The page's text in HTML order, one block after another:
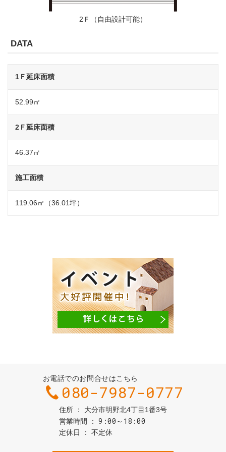
2Ｆ（自由設計可能）
DATA
1Ｆ延床面積
52.99㎡
2Ｆ延床面積
46.37㎡
施工面積
119.06㎡（36.01坪）
お電話でのお問合せはこちら
080-7987-0777
住所
大分市明野北4丁目1番3号
営業時間
9:00～18:00
定休日 不定休